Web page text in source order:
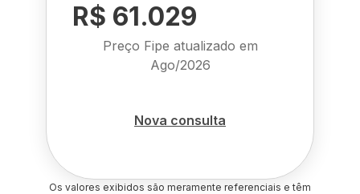
R$ 61.029
Preço Fipe atualizado em
Ago/2026
Nova consulta
Os valores exibidos são meramente referenciais e têm